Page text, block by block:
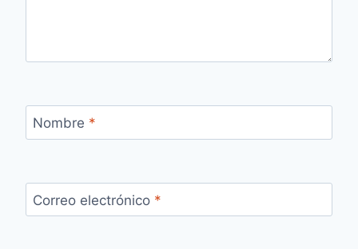
Nombre *
Correo electrónico *